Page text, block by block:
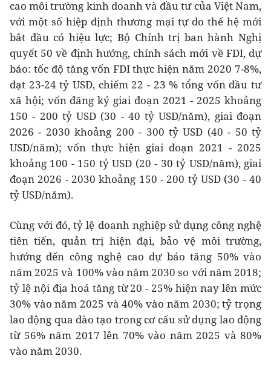
cao môi trường kinh doanh và đầu tư của Việt Nam,
với một số hiệp định thương mại tự do thế hệ mới
bắt đầu có hiệu lực; Bộ Chính trị ban hành Nghị
quyết 50 về định hướng, chính sách mới về FDI, dự
báo: tốc độ tăng vốn FDI thực hiện năm 2020 7-8%,
đạt 23-24 tỷ USD, chiếm 22 - 23 % tổng vốn đầu tư
xã hội; vốn đăng ký giai đoạn 2021 - 2025 khoảng
150 - 200 tỷ USD (30 - 40 tỷ USD/năm), giai đoạn
2026 - 2030 khoảng 200 - 300 tỷ USD (40 - 50 tỷ
USD/năm); vốn thực hiện giai đoạn 2021 - 2025
khoảng 100 - 150 tỷ USD (20 - 30 tỷ USD/năm), giai
đoạn 2026 - 2030 khoảng 150 - 200 tỷ USD (30 - 40
tỷ USD/năm).
Cùng với đó, tỷ lệ doanh nghiệp sử dụng công nghệ
tiên tiến, quản trị hiện đại, bảo vệ môi trường,
hướng đến công nghệ cao dự báo tăng 50% vào
năm 2025 và 100% vào năm 2030 so với năm 2018;
tỷ lệ nội địa hoá tăng từ 20 - 25% hiện nay lên mức
30% vào năm 2025 và 40% vào năm 2030; tỷ trọng
lao động qua đào tạo trong cơ cấu sử dụng lao động
từ 56% năm 2017 lên 70% vào năm 2025 và 80%
vào năm 2030.